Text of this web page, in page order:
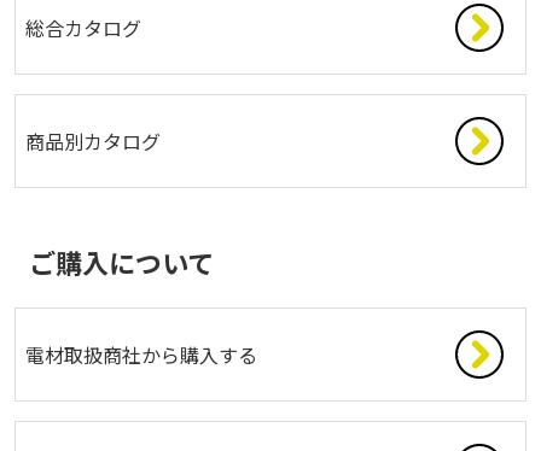
総合カタログ
商品別カタログ
ご購入について
電材取扱商社から購入する